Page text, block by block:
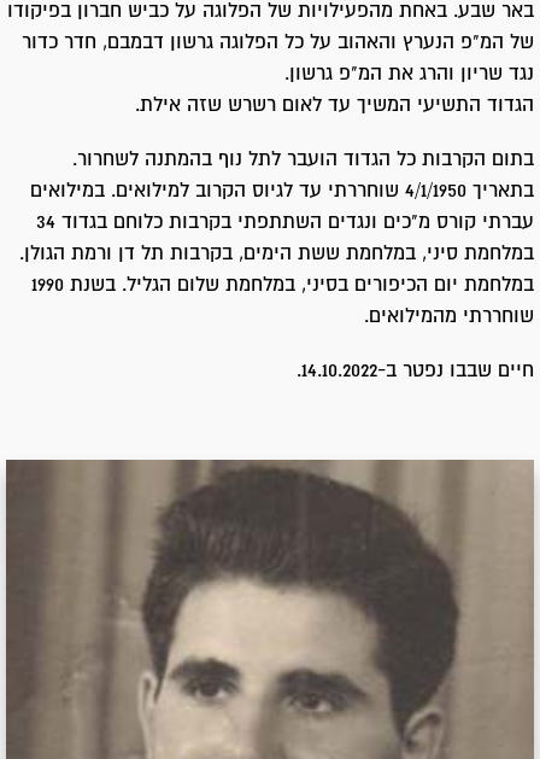
באר שבע. באחת מהפעילויות של הפלוגה על כביש חברון בפיקודו
של המ"פ הנערץ והאהוב על כל הפלוגה גרשון דבמבם, חדר כדור
נגד שריון והרג את המ"פ גרשון.
הגדוד התשיעי המשיך עד לאום רשרש שזה אילת.
בתום הקרבות כל הגדוד הועבר לתל נוף בהמתנה לשחרור.
בתאריך 4/1/1950 שוחררתי עד לגיוס הקרוב למילואים. במילואים
עברתי קורס מ"כים ונגדים השתתפתי בקרבות כלוחם בגדוד 34
במלחמת סיני, במלחמת ששת הימים, בקרבות תל דן ורמת הגולן.
במלחמת יום הכיפורים בסיני, במלחמת שלום הגליל. בשנת 1990
שוחררתי מהמילואים.
חיים שבבו נפטר ב-14.10.2022.